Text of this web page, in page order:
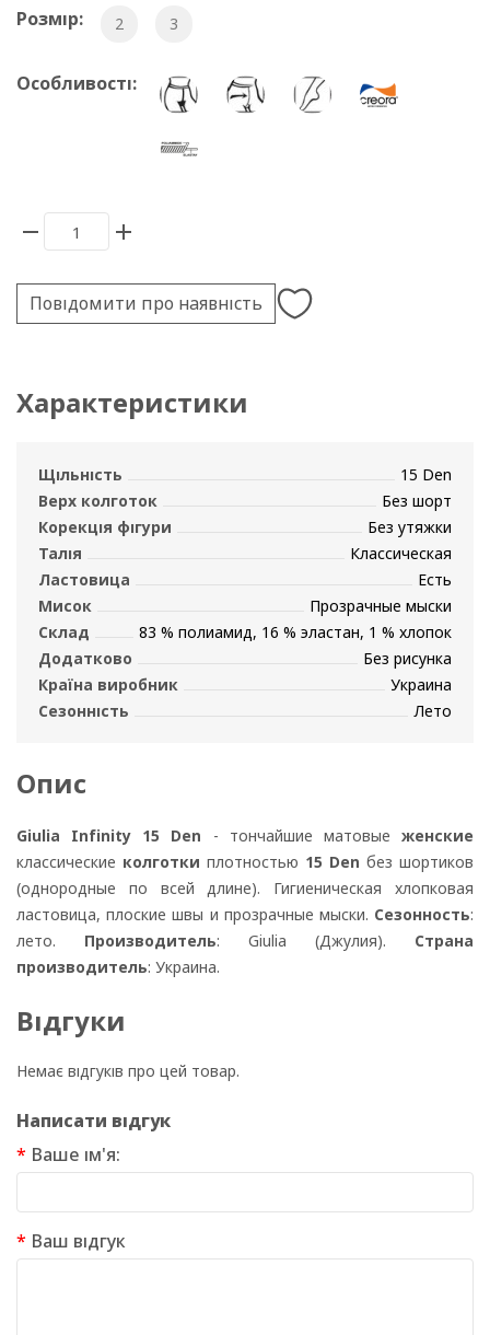
Розмір: 2 3
Особливості:
Повідомити про наявність
Характеристики
Щільність
15 Den
Верх колготок
Без шорт
Корекція фігури
Без утяжки
Талія
Классическая
Ластовица
Есть
Мисок
Прозрачные мыски
Склад
83 % полиамид, 16 % эластан, 1 % хлопок
Додатково
Без рисунка
Країна виробник
Украина
Сезонність
Лето
Опис
Giulia Infinity 15 Den - тончайшие матовыеженские
классические колготки плотностью 15 Den без шортиков
(однородные по всей длине). Гигиеническая хлопковая
ластовица, плоские швы и прозрачные мыски. Сезонность:
лето. Производитель: Giulia (Джулия). Страна
производитель: Украина.
Відгуки
Немає відгуків про цей товар.
Написати відгук
Ваше ім'я:
Ваш відгук